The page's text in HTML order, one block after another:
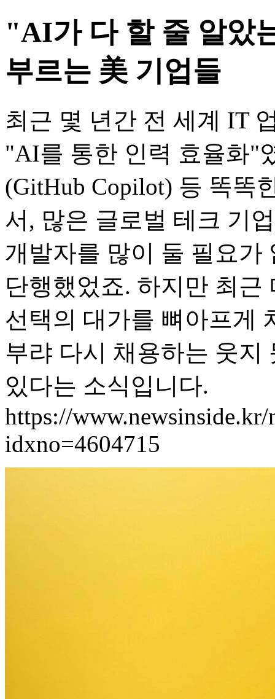
"AI가 다 할 줄 알았
부르는 美 기업들
최근 몇 년간 전 세계 IT
"AI를 통한 인력 효율화"
(GitHub Copilot) 등 똑똑
서, 많은 글로벌 테크 기
개발자를 많이 둘 필요가
단행했었죠. 하지만 최근
선택의 대가를 뼈아프게
부랴 다시 채용하는 웃지
있다는 소식입니다.
https://
idxno=4604715